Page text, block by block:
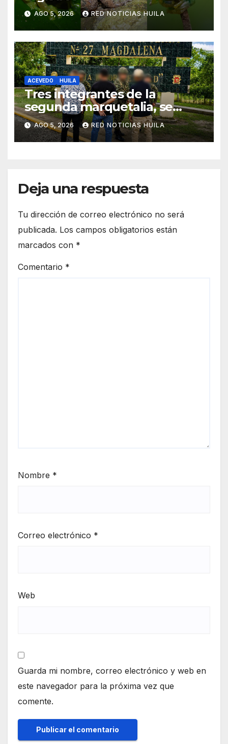
AGO 5, 2026 RED NOTICIAS HUILA
ACEVEDO HUILA
Tres integrantes de la
segunda marquetalia, se
sometieron a la justicia
AGO 5, 2026 RED NOTICIAS HUILA
Deja una respuesta
Tu dirección de correo electrónico no será
publicada. Los campos obligatorios están
marcados con *
Comentario *
Nombre *
Correo electrónico *
Web
Guarda mi nombre, correo electrónico y web en
este navegador para la próxima vez que
comente.